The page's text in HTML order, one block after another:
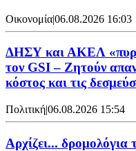
Οικονομία|06.08.2026 16:03
ΔΗΣΥ και ΑΚΕΛ
τον GSI – Ζητούν
κόστος και τις
Πολιτική|06.08.2026 15:54
Αρχίζει...